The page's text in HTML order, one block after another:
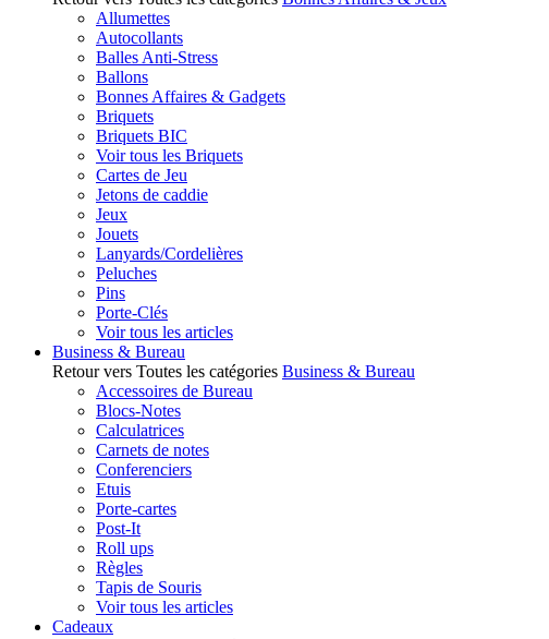
Allumettes
Autocollants
Balles Anti-Stress
Ballons
Bonnes Affaires & Gadgets
Briquets
Briquets BIC
Voir tous les Briquets
Cartes de Jeu
Jetons de caddie
Jeux
Jouets
Lanyards/Cordelières
Peluches
Pins
Porte-Clés
Voir tous les articles
Business & Bureau
Retour vers Toutes les catégories Business & Bureau
Accessoires de Bureau
Blocs-Notes
Calculatrices
Carnets de notes
Conferenciers
Etuis
Porte-cartes
Post-It
Roll ups
Règles
Tapis de Souris
Voir tous les articles
Cadeaux